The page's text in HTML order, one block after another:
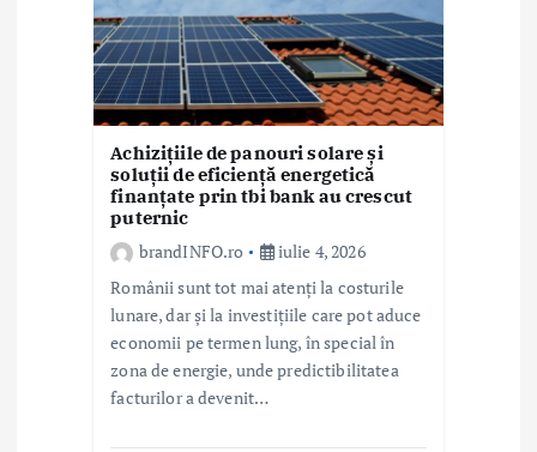
Achizițiile de panouri solare și
soluții de eficiență energetică
finanțate prin tbi bank au crescut
puternic
brandINFO.ro
iulie 4, 2026
Românii sunt tot mai atenți la costurile
lunare, dar și la investițiile care pot aduce
economii pe termen lung, în special în
zona de energie, unde predictibilitatea
facturilor a devenit…